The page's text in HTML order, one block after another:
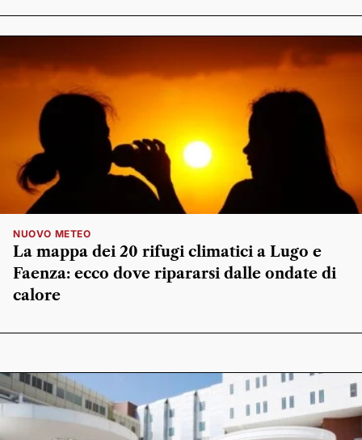
NUOVO METEO
La mappa dei 20 rifugi climatici a Lugo e
Faenza: ecco dove ripararsi dalle ondate di
calore